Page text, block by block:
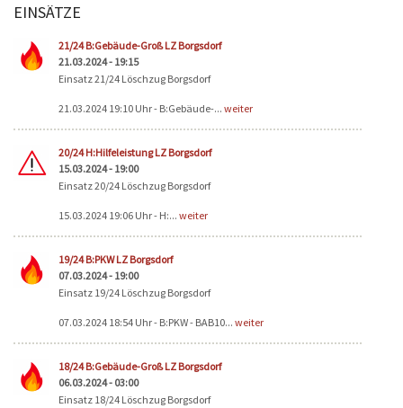
EINSÄTZE
21/24 B:Gebäude-Groß LZ Borgsdorf
21.03.2024 - 19:15
Einsatz 21/24 Löschzug Borgsdorf
21.03.2024 19:10 Uhr - B:Gebäude-... weiter
20/24 H:Hilfeleistung LZ Borgsdorf
15.03.2024 - 19:00
Einsatz 20/24 Löschzug Borgsdorf
15.03.2024 19:06 Uhr - H:... weiter
19/24 B:PKW LZ Borgsdorf
07.03.2024 - 19:00
Einsatz 19/24 Löschzug Borgsdorf
07.03.2024 18:54 Uhr - B:PKW - BAB10... weiter
18/24 B:Gebäude-Groß LZ Borgsdorf
06.03.2024 - 03:00
Einsatz 18/24 Löschzug Borgsdorf
Seiten